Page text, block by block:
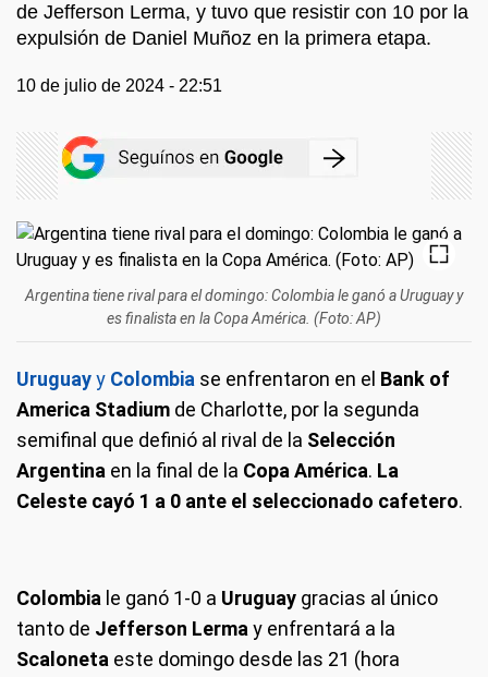
de Jefferson Lerma, y tuvo que resistir con 10 por la
expulsión de Daniel Muñoz en la primera etapa.
10 de julio de 2024 - 22:51
Argentina tiene rival para el domingo: Colombia le ganó a Uruguay y
es finalista en la Copa América. (Foto: AP)
Uruguayy Colombia se enfrentaron en el Bank of
America Stadium de Charlotte, por la segunda
semifinal que definió al rival de la Selección
Argentina en la final de la Copa América. La
Celeste cayó 1 a 0 ante el seleccionado cafetero.
Colombia le ganó 1-0 a Uruguay gracias al único
tanto de Jefferson Lerma y enfrentará a la
Scaloneta este domingo desde las 21 (hora